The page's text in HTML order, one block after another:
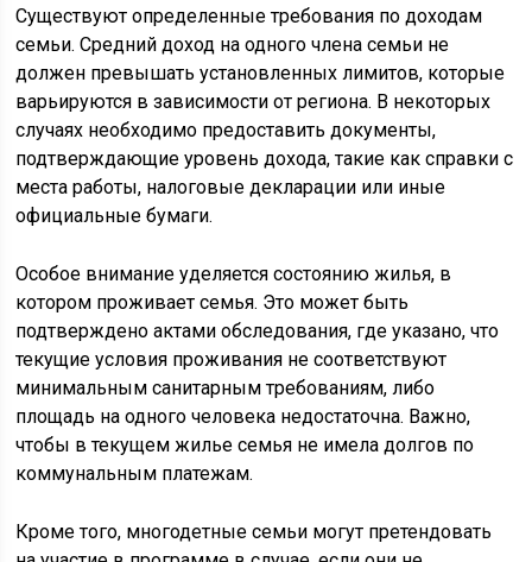
Существуют определенные требования по доходам
семьи. Средний доход на одного члена семьи не
должен превышать установленных лимитов, которые
варьируются в зависимости от региона. В некоторых
случаях необходимо предоставить документы,
подтверждающие уровень дохода, такие как справки с
места работы, налоговые декларации или иные
официальные бумаги.
Особое внимание уделяется состоянию жилья, в
котором проживает семья. Это может быть
подтверждено актами обследования, где указано, что
текущие условия проживания не соответствуют
минимальным санитарным требованиям, либо
площадь на одного человека недостаточна. Важно,
чтобы в текущем жилье семья не имела долгов по
коммунальным платежам.
Кроме того, многодетные семьи могут претендовать